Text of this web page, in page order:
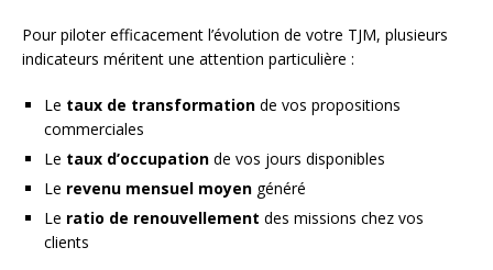
Pour piloter efficacement l’évolution de votre TJM, plusieurs
indicateurs méritent une attention particulière :
Le taux de transformation de vos propositions
commerciales
Le taux d’occupation de vos jours disponibles
Le revenu mensuel moyen généré
Le ratio de renouvellement des missions chez vos
clients